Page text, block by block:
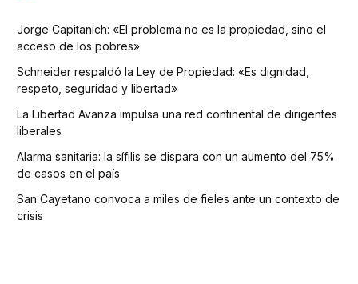
Jorge Capitanich: «El problema no es la propiedad, sino el
acceso de los pobres»
Schneider respaldó la Ley de Propiedad: «Es dignidad,
respeto, seguridad y libertad»
La Libertad Avanza impulsa una red continental de dirigentes
liberales
Alarma sanitaria: la sífilis se dispara con un aumento del 75%
de casos en el país
San Cayetano convoca a miles de fieles ante un contexto de
crisis